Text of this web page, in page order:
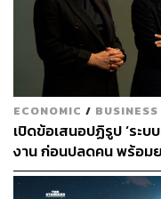
ECONOMIC / BUSINESS
เปิดข้อเสนอปฏิรูป ‘ระ
งาน ก่อนปลดคน พร้อม